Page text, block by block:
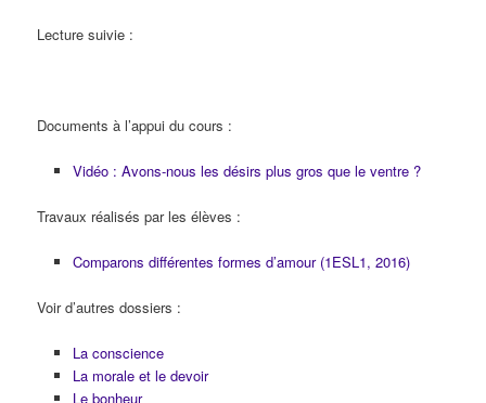
Lecture suivie :
Documents à l’appui du cours :
Vidéo : Avons-nous les désirs plus gros que le ventre ?
Travaux réalisés par les élèves :
Comparons différentes formes d’amour (1ESL1, 2016)
Voir d’autres dossiers :
La conscience
La morale et le devoir
Le bonheur